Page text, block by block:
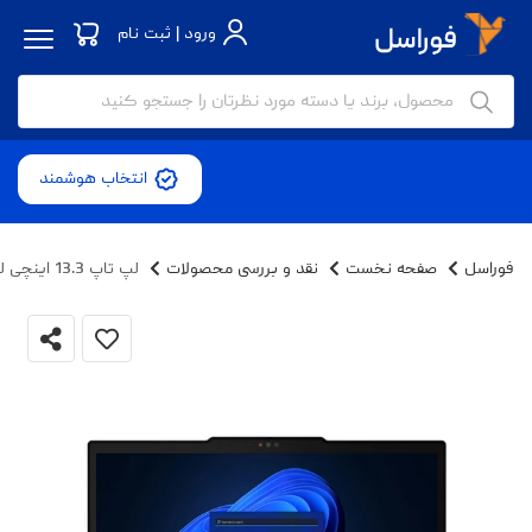
ورود | ثبت نام
انتخاب هوشمند
فوراسل صفحه نخست نقد و بررسی محصولات لپ تاپ 13.3 اینچی لنوو مدل ThinkPad X13 Gen 4-i7 1355U 16GB 512SSD